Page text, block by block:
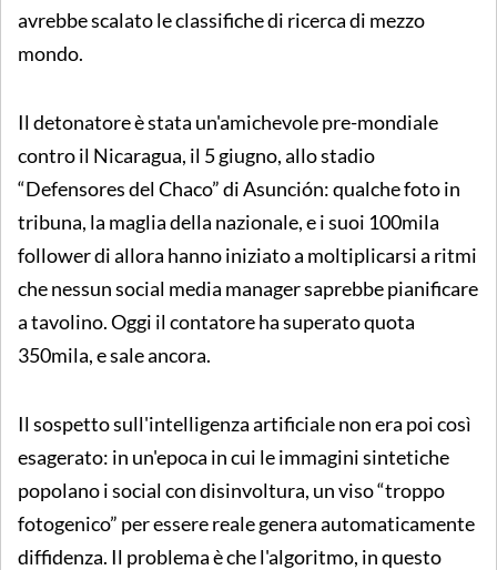
avrebbe scalato le classifiche di ricerca di mezzo
mondo.
Il detonatore è stata un'amichevole pre-mondiale
contro il Nicaragua, il 5 giugno, allo stadio
“Defensores del Chaco” di Asunción: qualche foto in
tribuna, la maglia della nazionale, e i suoi 100mila
follower di allora hanno iniziato a moltiplicarsi a ritmi
che nessun social media manager saprebbe pianificare
a tavolino. Oggi il contatore ha superato quota
350mila, e sale ancora.
Il sospetto sull'intelligenza artificiale non era poi così
esagerato: in un'epoca in cui le immagini sintetiche
popolano i social con disinvoltura, un viso “troppo
fotogenico” per essere reale genera automaticamente
diffidenza. Il problema è che l'algoritmo, in questo